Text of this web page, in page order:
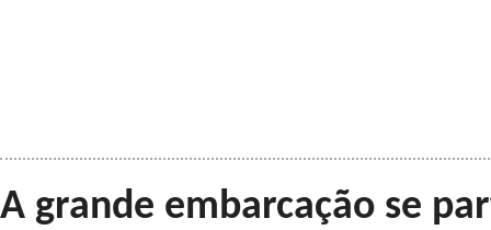
A grande embarcação se